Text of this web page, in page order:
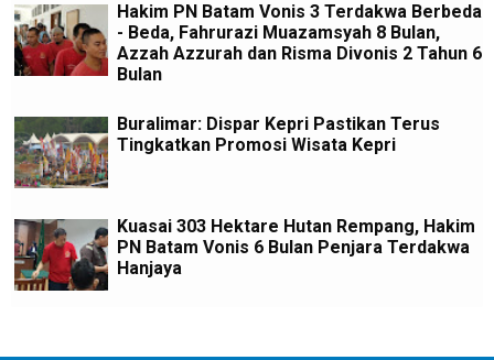
Hakim PN Batam Vonis 3 Terdakwa Berbeda
- Beda, Fahrurazi Muazamsyah 8 Bulan,
Azzah Azzurah dan Risma Divonis 2 Tahun 6
Bulan
Buralimar: Dispar Kepri Pastikan Terus
Tingkatkan Promosi Wisata Kepri
Kuasai 303 Hektare Hutan Rempang, Hakim
PN Batam Vonis 6 Bulan Penjara Terdakwa
Hanjaya